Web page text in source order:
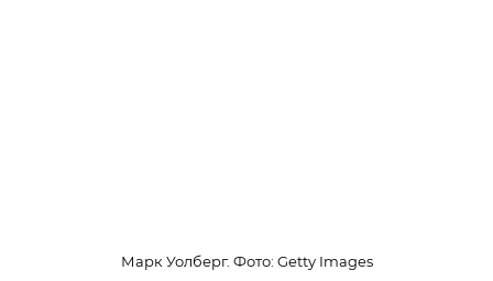
Марк Уолберг. Фото: Getty Images